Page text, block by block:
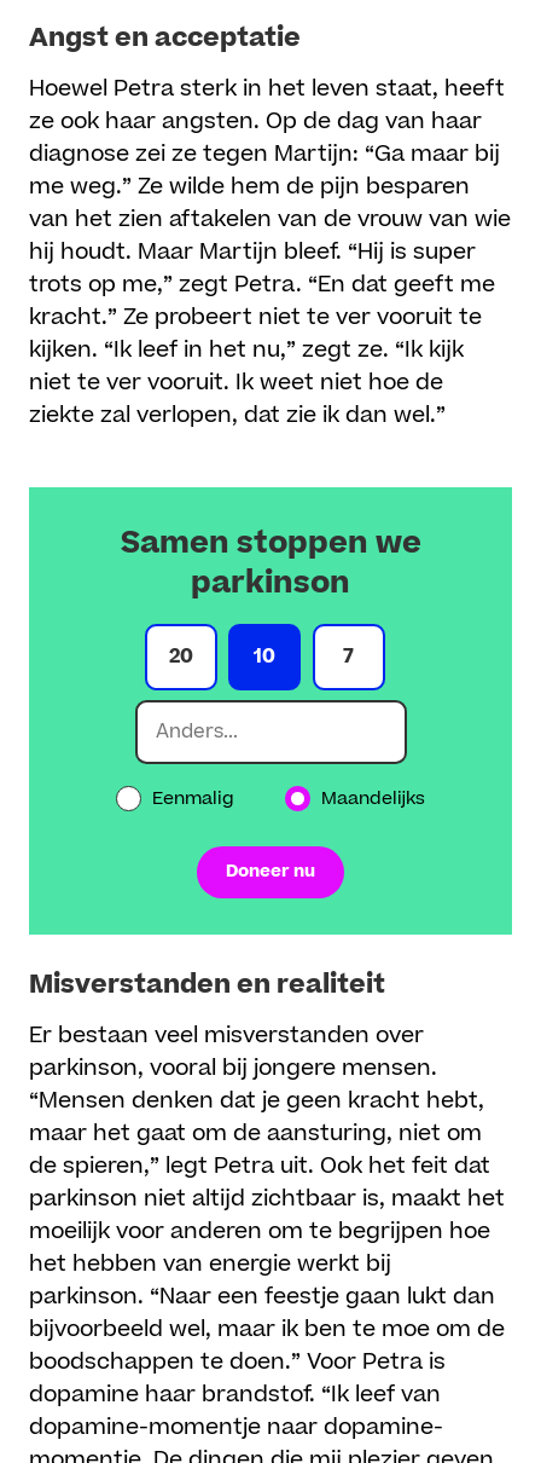
Angst en acceptatie
Hoewel Petra sterk in het leven staat, heeft
ze ook haar angsten. Op de dag van haar
diagnose zei ze tegen Martijn: “Ga maar bij
me weg.” Ze wilde hem de pijn besparen
van het zien aftakelen van de vrouw van wie
hij houdt. Maar Martijn bleef. “Hij is super
trots op me,” zegt Petra. “En dat geeft me
kracht.” Ze probeert niet te ver vooruit te
kijken. “Ik leef in het nu,” zegt ze. “Ik kijk
niet te ver vooruit. Ik weet niet hoe de
ziekte zal verlopen, dat zie ik dan wel.”
Samen stoppen we
parkinson
20 10 7
Eenmalig Maandelijks
Doneer nu
Misverstanden en realiteit
Er bestaan veel misverstanden over
parkinson, vooral bij jongere mensen.
“Mensen denken dat je geen kracht hebt,
maar het gaat om de aansturing, niet om
de spieren,” legt Petra uit. Ook het feit dat
parkinson niet altijd zichtbaar is, maakt het
moeilijk voor anderen om te begrijpen hoe
het hebben van energie werkt bij
parkinson. “Naar een feestje gaan lukt dan
bijvoorbeeld wel, maar ik ben te moe om de
boodschappen te doen.” Voor Petra is
dopamine haar brandstof. “Ik leef van
dopamine-momentje naar dopamine-